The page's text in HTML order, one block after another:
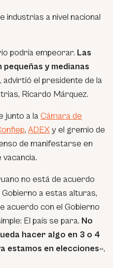
industrias a nivel nacional
podría empeorar. Las
y medianas
, advirtió el presidente de la
Ricardo Márquez.
junto a la Cámara de
, ADEXy el gremio de
de manifestarse en
no está de acuerdo
Gobierno a estas alturas,
acuerdo con el Gobierno
El país se para. No
hacer algo en 3 o 4
estamos en elecciones«,